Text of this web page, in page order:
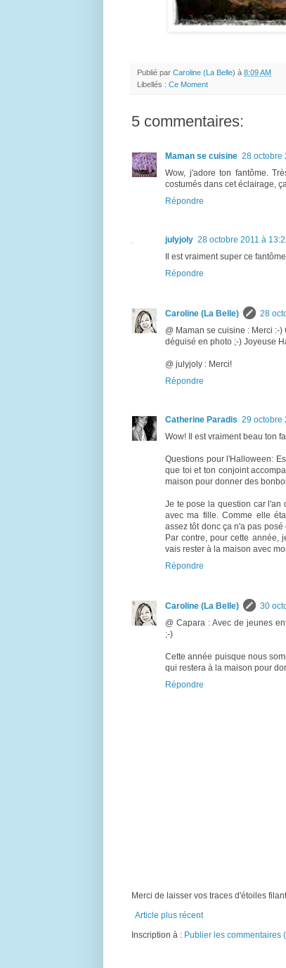
Publié par Caroline (La Belle) à 8:09 AM
Libellés : Ce Moment
5 commentaires:
Maman se cuisine 28 octobre
Wow, j'adore ton fantôme.
costumés dans cet éclairage,
Répondre
julyjoly 28 octobre 2011 à
Il est vraiment super ce
Répondre
Caroline (La Belle)
28
@ Maman se cuisine : Merci :-
déguisé en photo ;-) Joyeuse
@ julyjoly : Merci!
Répondre
Catherine Paradis 29 octobre
Wow! Il est vraiment beau ton
Questions pour l'Halloween:
que toi et ton conjoint
maison pour donner des
Je te pose la question car l'an
avec ma fille. Comme elle
assez tôt donc ça n'a pas
Par contre, pour cette année,
vais rester à la maison avec
Répondre
Caroline (La Belle)
30
@ Capara : Avec de jeunes
;-)
Cette année puisque nous
qui restera à la maison pour
Répondre
Merci de laisser vos traces d'étoiles
Article plus récent
Inscription à : Publier les commentaires